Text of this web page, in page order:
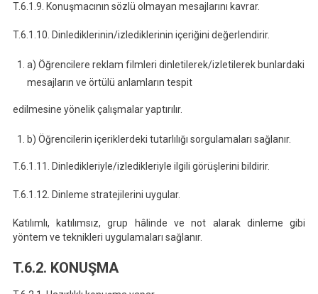
T.6.1.9. Konuşmacının sözlü olmayan mesajlarını kavrar.
T.6.1.10. Dinlediklerinin/izlediklerinin içeriğini değerlendirir.
a) Öğrencilere reklam filmleri dinletilerek/izletilerek bunlardaki
mesajların ve örtülü anlamların tespit
edilmesine yönelik çalışmalar yaptırılır.
b) Öğrencilerin içeriklerdeki tutarlılığı sorgulamaları sağlanır.
T.6.1.11. Dinledikleriyle/izledikleriyle ilgili görüşlerini bildirir.
T.6.1.12. Dinleme stratejilerini uygular.
Katılımlı, katılımsız, grup hâlinde ve not alarak dinleme gibi
yöntem ve teknikleri uygulamaları sağlanır.
T.6.2. KONUŞMA